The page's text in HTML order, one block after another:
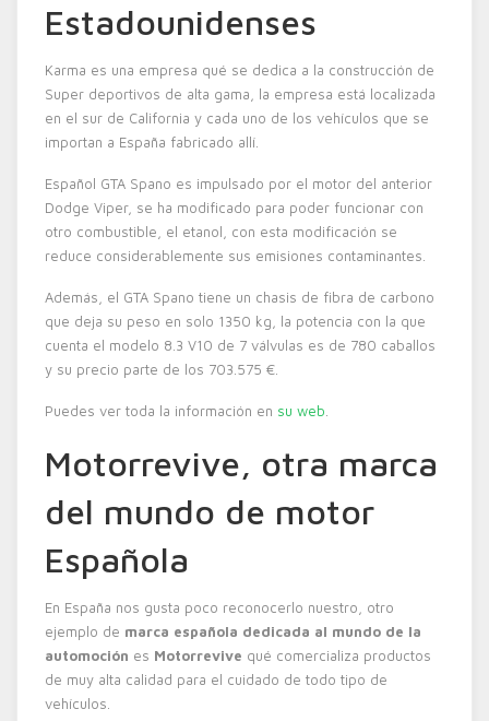
Estadounidenses
Karma es una empresa qué se dedica a la construcción de
Super deportivos de alta gama, la empresa está localizada
en el sur de California y cada uno de los vehículos que se
importan a España fabricado allí.
Español GTA Spano es impulsado por el motor del anterior
Dodge Viper, se ha modificado para poder funcionar con
otro combustible, el etanol, con esta modificación se
reduce considerablemente sus emisiones contaminantes.
Además, el GTA Spano tiene un chasis de fibra de carbono
que deja su peso en solo 1350 kg, la potencia con la que
cuenta el modelo 8.3 V10 de 7 válvulas es de 780 caballos
y su precio parte de los 703.575 €.
Puedes ver toda la información en su web
Motorrevive, otra marca
del mundo de motor
Española
En España nos gusta poco reconocerlo nuestro, otro
ejemplo de marca española dedicada al mundo de la
automoción es Motorrevive qué comercializa productos
de muy alta calidad para el cuidado de todo tipo de
vehículos.